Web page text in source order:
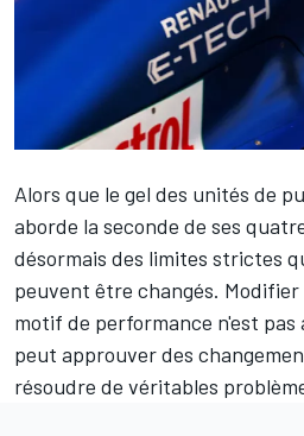
Alors que le gel des unités de
aborde la seconde de ses
désormais des limites strictes
peuvent être changés. Modifier
motif de performance n'est pas
peut approuver des
résoudre de véritables